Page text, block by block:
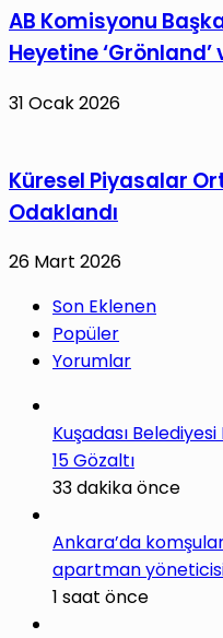
AB Komisyonu
Heyetine ‘Grönland’
31 Ocak 2026
Küresel Piyasalar
Odaklandı
26 Mart 2026
Son Eklenen
Popüler
Yorumlar
Kuşadası
15 Gözaltı
33 dakika önce
Ankara’da
apartman
1 saat önce